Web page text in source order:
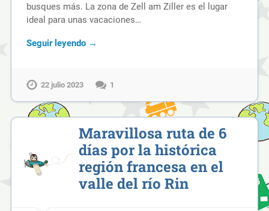
busques más. La zona de Zell am Ziller es el lugar
ideal para unas vacaciones…
Seguir leyendo →
22 julio 2023 1
Maravillosa ruta de 6
días por la histórica
región francesa en el
valle del río Rin